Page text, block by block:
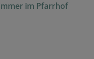
im Pfarrhof